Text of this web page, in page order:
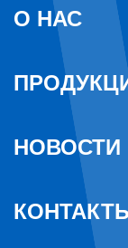
О НАС
НОВОСТИ